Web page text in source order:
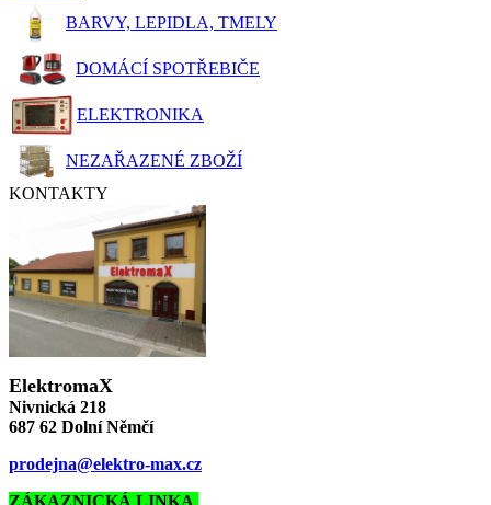
BARVY, LEPIDLA, TMELY
DOMÁCÍ SPOTŘEBIČE
ELEKTRONIKA
NEZAŘAZENÉ ZBOŽÍ
KONTAKTY
ElektromaX
Nivnická 218
687 62 Dolní Němčí
prodejna@elektro-max.cz
ZÁKAZNICKÁ LINKA